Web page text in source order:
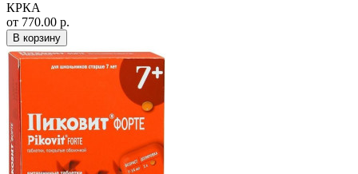
КРКА
от 770.00 р.
В корзину